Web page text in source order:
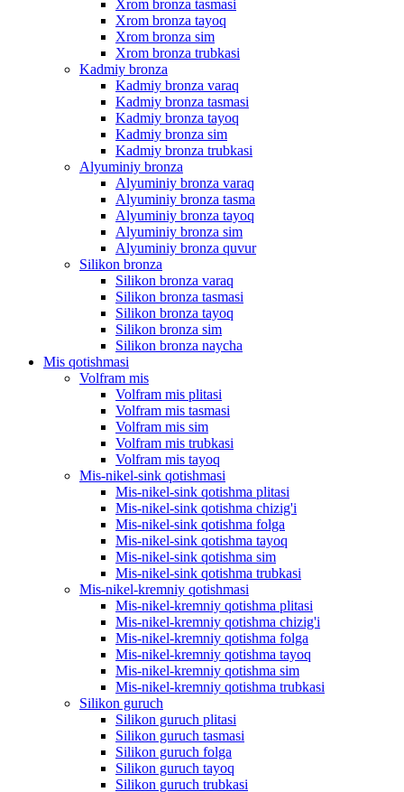
Xrom bronza tasmasi
Xrom bronza tayoq
Xrom bronza sim
Xrom bronza trubkasi
Kadmiy bronza
Kadmiy bronza varaq
Kadmiy bronza tasmasi
Kadmiy bronza tayoq
Kadmiy bronza sim
Kadmiy bronza trubkasi
Alyuminiy bronza
Alyuminiy bronza varaq
Alyuminiy bronza tasma
Alyuminiy bronza tayoq
Alyuminiy bronza sim
Alyuminiy bronza quvur
Silikon bronza
Silikon bronza varaq
Silikon bronza tasmasi
Silikon bronza tayoq
Silikon bronza sim
Silikon bronza naycha
Mis qotishmasi
Volfram mis
Volfram mis plitasi
Volfram mis tasmasi
Volfram mis sim
Volfram mis trubkasi
Volfram mis tayoq
Mis-nikel-sink qotishmasi
Mis-nikel-sink qotishma plitasi
Mis-nikel-sink qotishma chizig'i
Mis-nikel-sink qotishma folga
Mis-nikel-sink qotishma tayoq
Mis-nikel-sink qotishma sim
Mis-nikel-sink qotishma trubkasi
Mis-nikel-kremniy qotishmasi
Mis-nikel-kremniy qotishma plitasi
Mis-nikel-kremniy qotishma chizig'i
Mis-nikel-kremniy qotishma folga
Mis-nikel-kremniy qotishma tayoq
Mis-nikel-kremniy qotishma sim
Mis-nikel-kremniy qotishma trubkasi
Silikon guruch
Silikon guruch plitasi
Silikon guruch tasmasi
Silikon guruch folga
Silikon guruch tayoq
Silikon guruch trubkasi